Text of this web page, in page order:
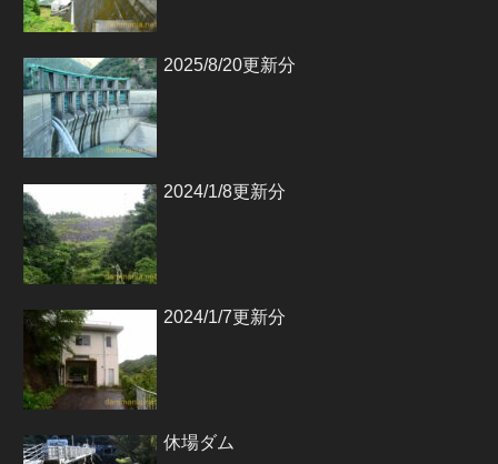
2025/8/20更新分
2024/1/8更新分
2024/1/7更新分
休場ダム